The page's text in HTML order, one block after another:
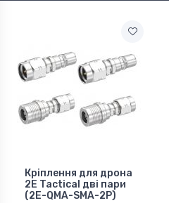
Кріплення для дрона
2E Tactical дві пари
(2E-QMA-SMA-2P)